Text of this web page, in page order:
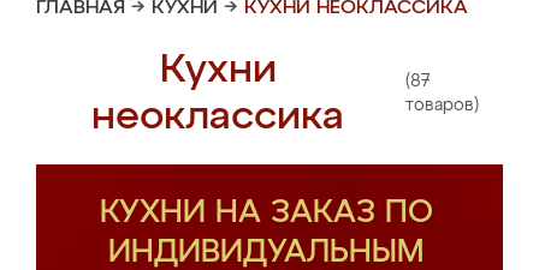
ГЛАВНАЯ → КУХНИ → КУХНИ НЕОКЛАССИКА
Кухни
неоклассика
(87
товаров)
КУХНИ НА ЗАКАЗ ПО
ИНДИВИДУАЛЬНЫМ